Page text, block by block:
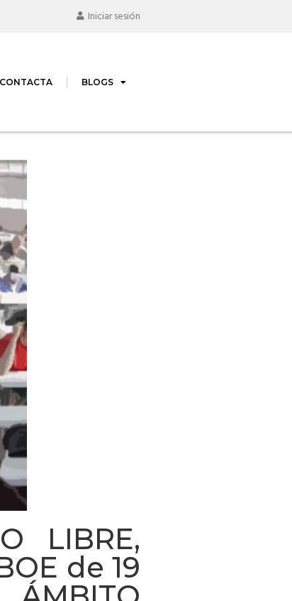
Iniciar sesión
CONTACTA BLOGS
LIBRE,
de 19